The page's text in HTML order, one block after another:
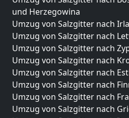
und Herzegowina
Umzug von Salzgitter nach
Umzug von Salzgitter nach
Umzug von Salzgitter nach
Umzug von Salzgitter nach
Umzug von Salzgitter nach
Umzug von Salzgitter nach
Umzug von Salzgitter nach
Umzug von Salzgitter nach